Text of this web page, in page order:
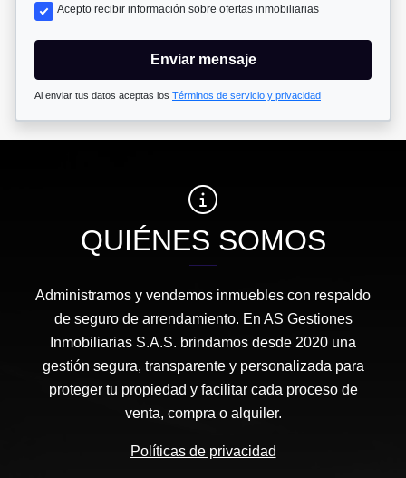
Acepto recibir información sobre ofertas inmobiliarias
Enviar mensaje
Al enviar tus datos aceptas los Términos de servicio y privacidad
QUIÉNES SOMOS
Administramos y vendemos inmuebles con respaldo
de seguro de arrendamiento. En AS Gestiones
Inmobiliarias S.A.S. brindamos desde 2020 una
gestión segura, transparente y personalizada para
proteger tu propiedad y facilitar cada proceso de
venta, compra o alquiler.
Políticas de privacidad